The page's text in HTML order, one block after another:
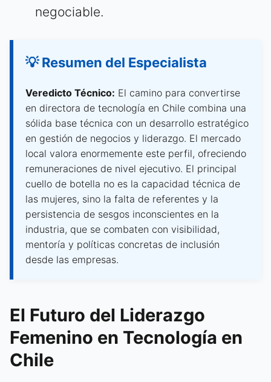
negociable.
💡 Resumen del Especialista
Veredicto Técnico: El camino para convertirse
en directora de tecnología en Chile combina una
sólida base técnica con un desarrollo estratégico
en gestión de negocios y liderazgo. El mercado
local valora enormemente este perfil, ofreciendo
remuneraciones de nivel ejecutivo. El principal
cuello de botella no es la capacidad técnica de
las mujeres, sino la falta de referentes y la
persistencia de sesgos inconscientes en la
industria, que se combaten con visibilidad,
mentoría y políticas concretas de inclusión
desde las empresas.
El Futuro del Liderazgo
Femenino en Tecnología en
Chile